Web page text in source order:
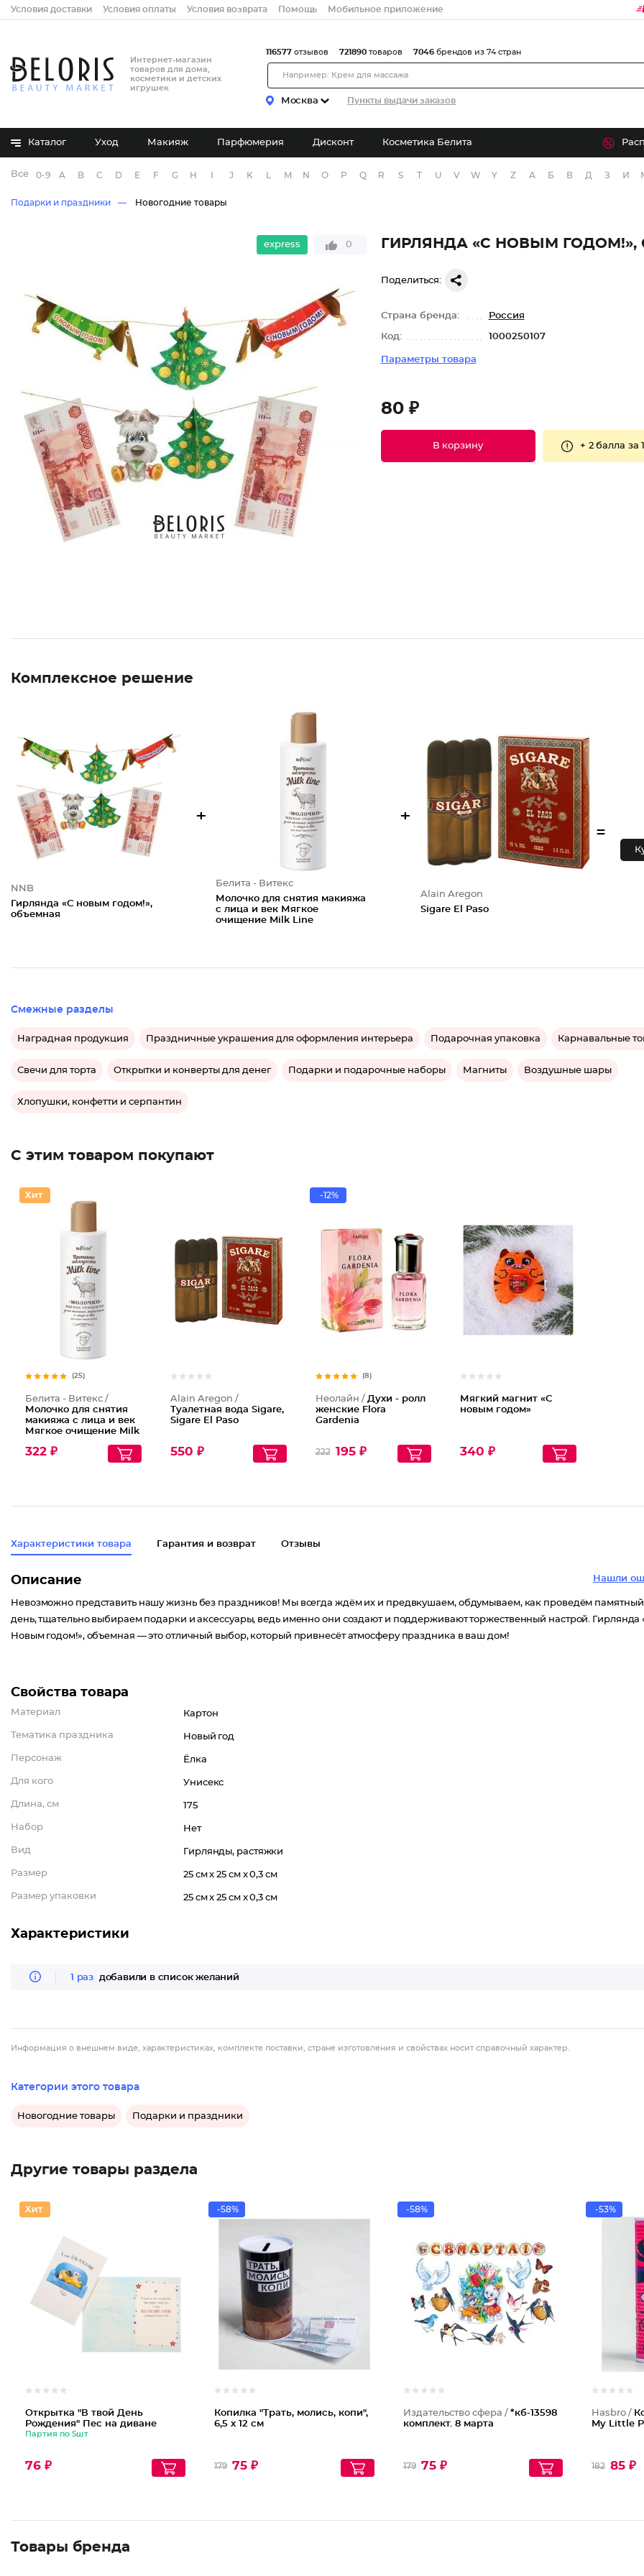
Условия доставки Условия оплаты Условия возврата Помощь Мобильное приложение
Интернет-магазин
товаров для дома,
косметики и детских
игрушек
Москва Пункты выдачи заказов
116577 отзывов 721890 товаров 7046 брендов из 74 стран
Каталог Уход Макияж Парфюмерия Дисконт Косметика Белита
Все бренды
0-9 A B C D E F G H J K M N O P Q R S T U V W Y Z А Б В Д З И
Подарки и праздники Новогодние товары
express 0 ГИРЛЯНДА «С НОВЫМ ГОДОМ!»,
Поделиться:
Страна бренда: Россия
Код: 1000250107
Параметры товара
80 ₽
В корзину + 2 балла за
Комплексное решение
NNB
Гирлянда «С новым годом!»,
объемная
+
Белита - Витекс
Молочко для снятия макияжа
с лица и век Мягкое
очищение Milk Line
+
Alain Aregon
Sigare El Paso
=
Смежные разделы
Наградная продукция Праздничные украшения для оформления интерьера Подарочная упаковка Карнавальные
Свечи для торта Открытки и конверты для денег Подарки и подарочные наборы Магниты Воздушные шары
Хлопушки, конфетти и серпантин
С этим товаром покупают
(25)
Белита - Витекс /
Молочко для снятия
макияжа с лица и век
Мягкое очищение Milk
322 ₽
Туалетн
Alain Aregon /
Туалетная вода Sigare,
Sigare El Paso
550 ₽
-12%
(8)
Неолайн / Духи - ролл
женские Flora
Gardenia
222 195 ₽
Мягкий магнит «С
новым годом»
340 ₽
Характеристики товара Гарантия и возврат Отзывы
Нашли
Описание
Невозможно представить нашу жизнь без праздников! Мы всегда ждём их и предвкушаем, обдумываем, как проведём памятный
день, тщательно выбираем подарки и аксессуары, ведь именно они создают и поддерживают торжественный настрой. Гирлянда
Новым годом!», объемная — это отличный выбор, который привнесёт атмосферу праздника в ваш дом!
Свойства товара
Материал Картон
Тематика праздника Новый год
Персонаж Ёлка
Для кого Унисекс
Длина, см 175
Набор Нет
Вид Гирлянды, растяжки
Размер 25 см x 25 см x 0,3 см
Размер упаковки 25 см x 25 см x 0,3 см
Характеристики
1 раз добавили в список желаний
Информация о внешнем виде, характеристиках, комплекте поставки, стране изготовления и свойствах носит справочный характер.
Категории этого товара
Новогодние товары Подарки и праздники
Другие товары раздела
Открытка "В твой День
Рождения" Пес на диване
Партия по 5шт
76 ₽
-58%
Копилка "Трать, молись, копи",
6,5 х 12 см
179 75 ₽
-58%
Издательство сфера / *кб-13598
комплект. 8 марта
179 75 ₽
-53%
Hasbro /
My Little
182 85 ₽
Товары бренда